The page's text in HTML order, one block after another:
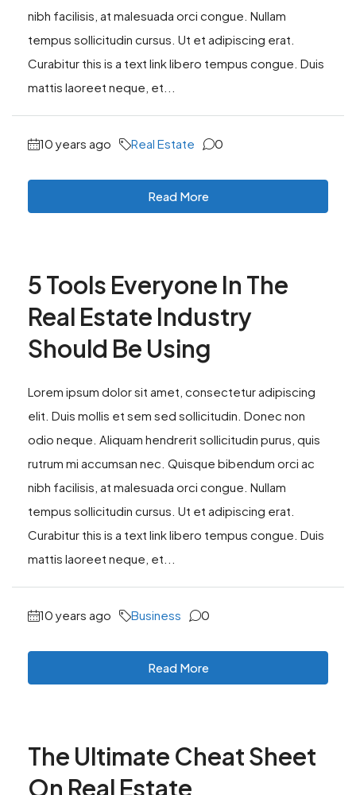
nibh facilisis, at malesuada orci congue. Nullam
tempus sollicitudin cursus. Ut et adipiscing erat.
Curabitur this is a text link libero tempus congue. Duis
mattis laoreet neque, et...
10 years ago Real Estate 0
Read More
5 Tools Everyone In The
Real Estate Industry
Should Be Using
Lorem ipsum dolor sit amet, consectetur adipiscing
elit. Duis mollis et sem sed sollicitudin. Donec non
odio neque. Aliquam hendrerit sollicitudin purus, quis
rutrum mi accumsan nec. Quisque bibendum orci ac
nibh facilisis, at malesuada orci congue. Nullam
tempus sollicitudin cursus. Ut et adipiscing erat.
Curabitur this is a text link libero tempus congue. Duis
mattis laoreet neque, et...
10 years ago Business 0
Read More
The Ultimate Cheat Sheet
On Real Estate